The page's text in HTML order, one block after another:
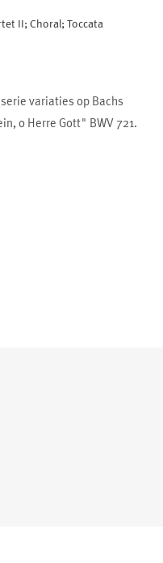
II; Choral; Toccata
serie variaties op Bachs
o Herre Gott" BWV 721.